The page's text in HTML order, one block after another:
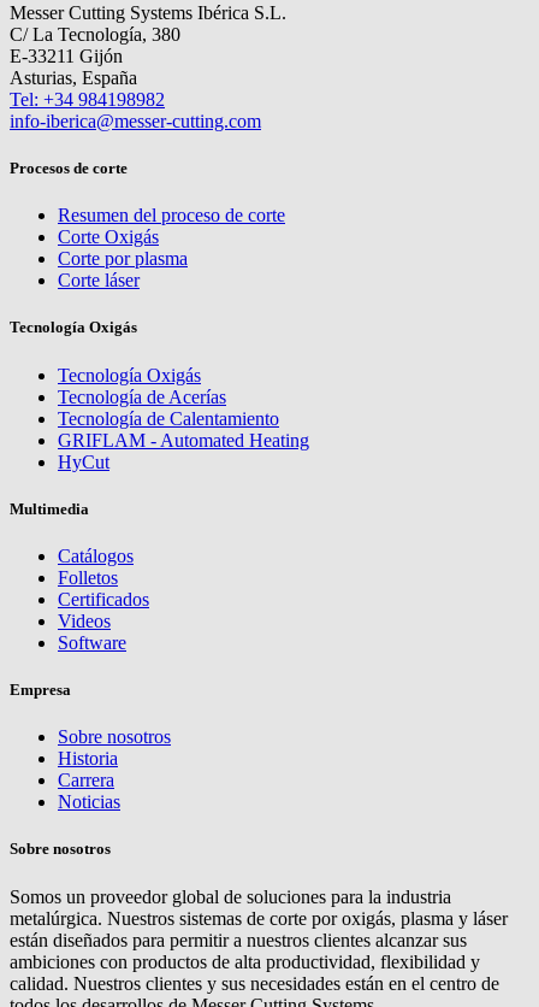
Messer Cutting Systems Ibérica S.L.
C/ La Tecnología, 380
E-33211 Gijón
Asturias, España
Tel: +34 984198982
info-iberica@messer-cutting.com
Procesos de corte
Resumen del proceso de corte
Corte Oxigás
Corte por plasma
Corte láser
Tecnología Oxigás
Tecnología Oxigás
Tecnología de Acerías
Tecnología de Calentamiento
GRIFLAM - Automated Heating
HyCut
Multimedia
Catálogos
Folletos
Certificados
Videos
Software
Empresa
Sobre nosotros
Historia
Carrera
Noticias
Sobre nosotros
Somos un proveedor global de soluciones para la industria
metalúrgica. Nuestros sistemas de corte por oxigás, plasma y láser
están diseñados para permitir a nuestros clientes alcanzar sus
ambiciones con productos de alta productividad, flexibilidad y
calidad. Nuestros clientes y sus necesidades están en el centro de